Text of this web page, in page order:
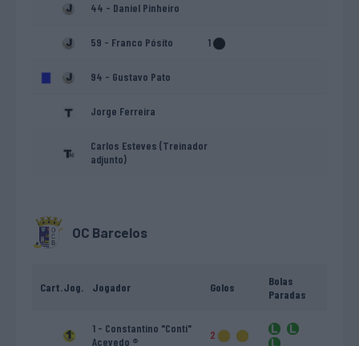
44 - Daniel Pinheiro
59 - Franco Pósito 1
94 - Gustavo Pato
Jorge Ferreira
Carlos Esteves (Treinador
adjunto)
OC Barcelos
Cart.Jog. Jogador Golos
Bolas
Paradas
1 - Constantino "Conti"
Acevedo ®
2